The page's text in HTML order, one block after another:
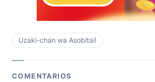
Uzaki-chan wa Asobitai!
COMENTARIOS